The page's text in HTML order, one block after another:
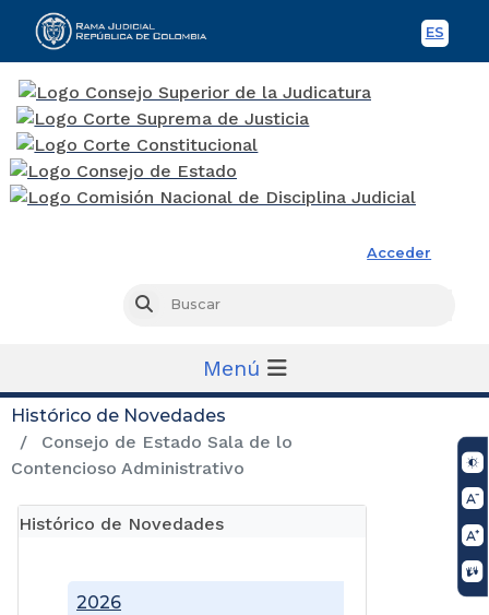
ES
Acceder
Buscar
Menú
Histórico de Novedades
Consejo de Estado Sala de lo
Contencioso Administrativo
Histórico de Novedades
2026